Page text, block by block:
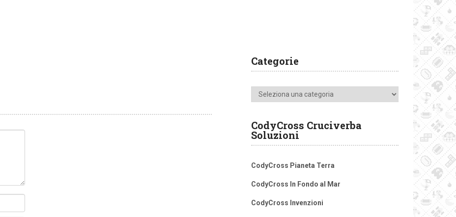
Categorie
Categorie
CodyCross Cruciverba
Soluzioni
CodyCross Pianeta Terra
CodyCross In Fondo al Mar
CodyCross Invenzioni